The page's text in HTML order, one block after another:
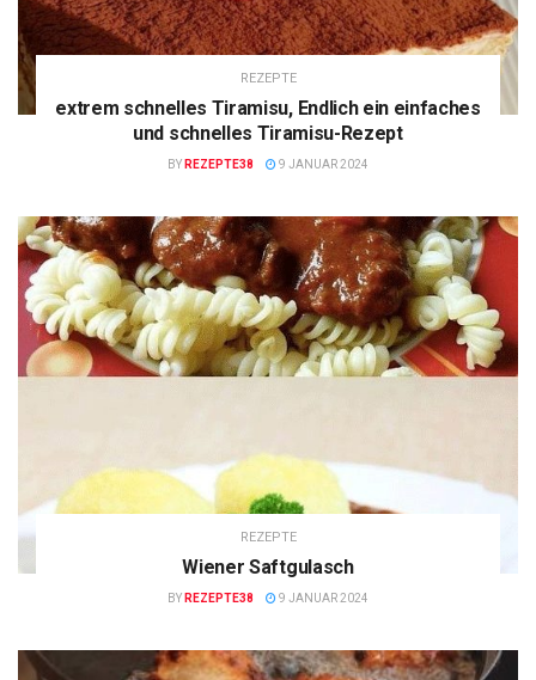
REZEPTE
extrem schnelles Tiramisu, Endlich ein einfaches
und schnelles Tiramisu-Rezept
BY REZEPTE38 9 JANUAR 2024
REZEPTE
Wiener Saftgulasch
BY REZEPTE38 9 JANUAR 2024